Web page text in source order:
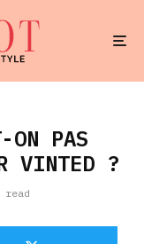
ON PAS
VINTED ?
read